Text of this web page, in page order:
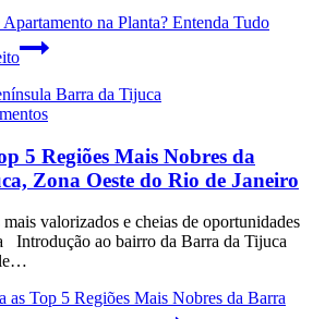
Apartamento na Planta? Entenda Tudo
5 Regiões Mais Nobres da
Zona Oeste do Rio de Janeiro
mais valorizados e cheias de oportunidades
Introdução ao bairro da Barra da Tijuca
as Top 5 Regiões Mais Nobres da Barra